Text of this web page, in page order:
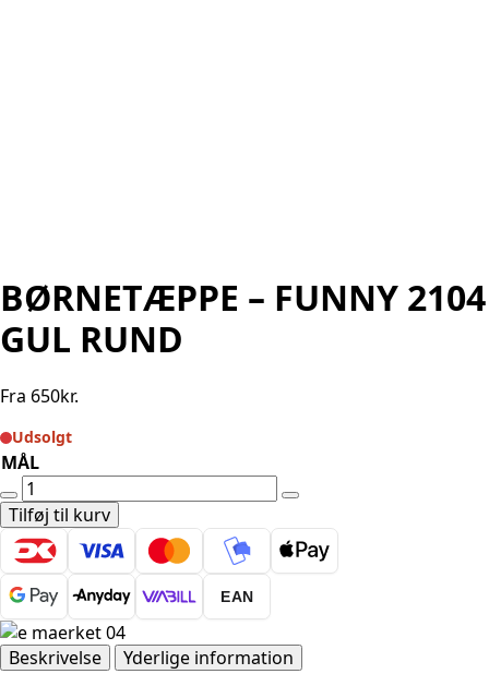
BØRNETÆPPE – FUNNY 2104
GUL RUND
Fra 650kr.
Udsolgt
MÅL
BØRNETÆPPE
-
FUNNY
2104
GUL
RUND
antal
Tilføj til kurv
EAN
Beskrivelse
Yderlige information